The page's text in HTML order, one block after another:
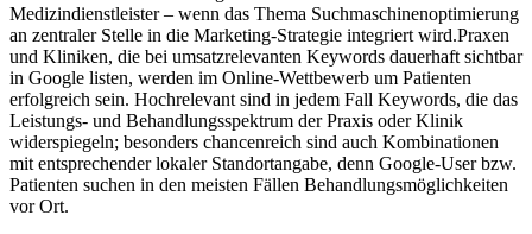
Medizindienstleister – wenn das Thema Suchmaschinenoptimierung
an zentraler Stelle in die Marketing-Strategie integriert wird.Praxen
und Kliniken, die bei umsatzrelevanten Keywords dauerhaft sichtbar
in Google listen, werden im Online-Wettbewerb um Patienten
erfolgreich sein. Hochrelevant sind in jedem Fall Keywords, die das
Leistungs- und Behandlungsspektrum der Praxis oder Klinik
widerspiegeln; besonders chancenreich sind auch Kombinationen
mit entsprechender lokaler Standortangabe, denn Google-User bzw.
Patienten suchen in den meisten Fällen Behandlungsmöglichkeiten
vor Ort.